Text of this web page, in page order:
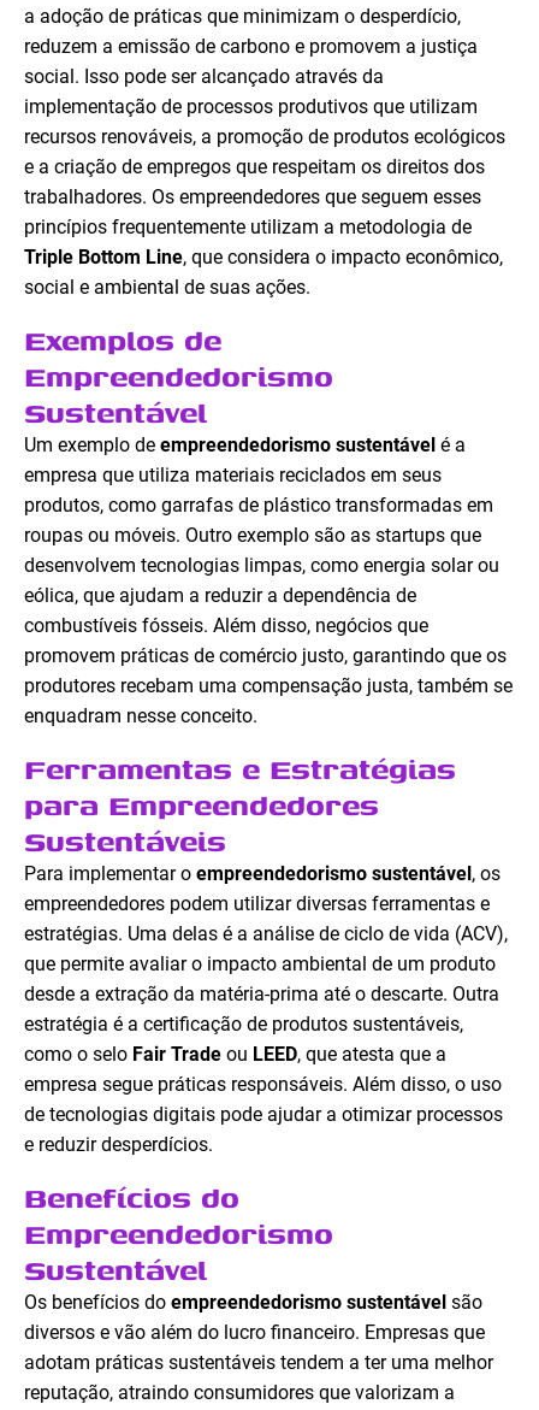
a adoção de práticas que minimizam o desperdício,
reduzem a emissão de carbono e promovem a justiça
social. Isso pode ser alcançado através da
implementação de processos produtivos que utilizam
recursos renováveis, a promoção de produtos ecológicos
e a criação de empregos que respeitam os direitos dos
trabalhadores. Os empreendedores que seguem esses
princípios frequentemente utilizam a metodologia de
Triple Bottom Line, que considera o impacto econômico,
social e ambiental de suas ações.
Exemplos de
Empreendedorismo
Sustentável
Um exemplo de empreendedorismo sustentável é a
empresa que utiliza materiais reciclados em seus
produtos, como garrafas de plástico transformadas em
roupas ou móveis. Outro exemplo são as startups que
desenvolvem tecnologias limpas, como energia solar ou
eólica, que ajudam a reduzir a dependência de
combustíveis fósseis. Além disso, negócios que
promovem práticas de comércio justo, garantindo que os
produtores recebam uma compensação justa, também se
enquadram nesse conceito.
Ferramentas e Estratégias
para Empreendedores
Sustentáveis
Para implementar o empreendedorismo sustentável , os
empreendedores podem utilizar diversas ferramentas e
estratégias. Uma delas é a análise de ciclo de vida (ACV),
que permite avaliar o impacto ambiental de um produto
desde a extração da matéria-prima até o descarte. Outra
estratégia é a certificação de produtos sustentáveis,
como o selo Fair Trade ou LEED, que atesta que a
empresa segue práticas responsáveis. Além disso, o uso
de tecnologias digitais pode ajudar a otimizar processos
e reduzir desperdícios.
Benefícios do
Empreendedorismo
Sustentável
Os benefícios do empreendedorismo sustentável são
diversos e vão além do lucro financeiro. Empresas que
adotam práticas sustentáveis tendem a ter uma melhor
reputação, atraindo consumidores que valorizam a